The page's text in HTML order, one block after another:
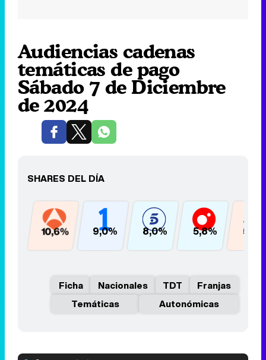
Audiencias cadenas
temáticas de pago
Sábado 7 de Diciembre
de 2024
SHARES DEL DÍA
10,6% 9,0% 8,0% 5,8%
Ficha Nacionales TDT
Franjas
Temáticas
Autonómicas